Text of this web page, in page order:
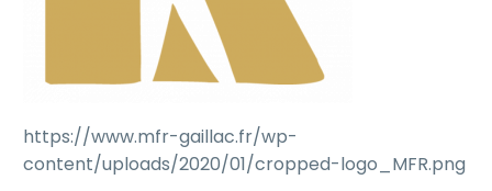
https://www.mfr-gaillac.fr/wp-
content/uploads/2020/01/cropped-logo_MFR.png